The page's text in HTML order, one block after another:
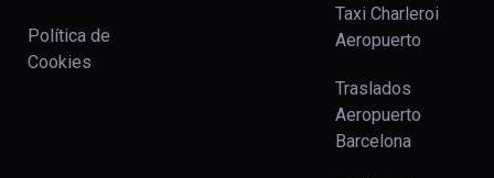
Política de
Cookies
Taxi Charleroi
Aeropuerto
Traslados
Aeropuerto
Barcelona